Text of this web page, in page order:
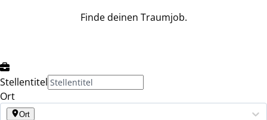
Finde deinen Traumjob.
Stellentitel
Ort
Ort